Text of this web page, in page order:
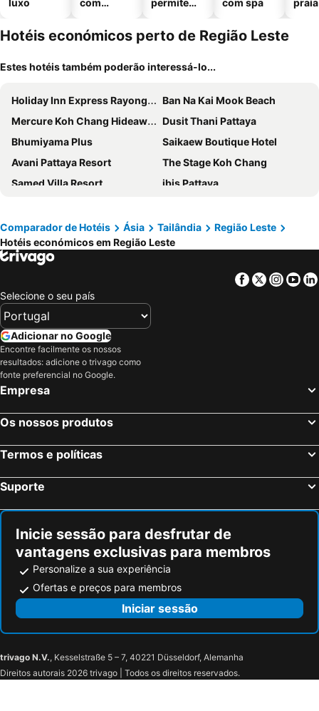
luxo
com
permitem
com spa
praia
Hotéis económicos perto de Região Leste
Estes hotéis também poderão interessá-lo...
Holiday Inn Express Rayong By Ihg
Ban Na Kai Mook Beach
Mercure Koh Chang Hideaway
Dusit Thani Pattaya
Bhumiyama Plus
Saikaew Boutique Hotel
Avani Pattaya Resort
The Stage Koh Chang
Samed Villa Resort
ibis Pattaya
Holiday Inn Express Pattaya Central By Ihg
Cape Dara Resort
Chai Chet Resort
Mam Kaibae Hotel
Marina Sands Resort
Golden Sea Pattaya
Holiday Inn & Suites Rayong City Centre By Ihg
GLOW Pattaya
Kuba Bungalows
Sol Beach Koh Chang
Intercontinental Hotels Pattaya Resort By Ihg
The Dewa Koh Chang
Welcome World Beachfront Resort
Avatara Resort
The Monttra Pattaya
Nine Blue Residence
The Grand Lodge Pattaya
Deep Blue Z10
Howard Johnson by Wyndham Pattaya JC
Baron Beach Hotel
Nong Nuey Rooms
Mark House Bungalow
Sunshine Hotel & Residences
P Plus Hotel
Grande Centre Point Space Pattaya
Malibu Samed Resort
Sirin Villa Samed - ศิริน วิลล่า เสม็ด
Tok's Little Hut
Urban Room Samed
Sawasdee Coco
Miss Hong House
Baan Minnie
Novotel Rayong Star Convention Centre
Comparador de Hotéis Ásia Tailândia
Região Leste
Hotéis económicos em Região Leste
Facebook
Twitter
Selecione o seu país
Adicionar no Google
Encontre facilmente os nossos
resultados: adicione o trivago como
fonte preferencial no Google.
Empresa
Os nossos produtos
Termos e políticas
Suporte
Inicie sessão para desfrutar de
vantagens exclusivas para membros
Personalize a sua experiência
Ofertas e preços para membros
Iniciar sessão
trivago N.V., Kesselstraße 5 – 7, 40221 Düsseldorf, Alemanha
Direitos autorais 2026 trivago | Todos os direitos reservados.